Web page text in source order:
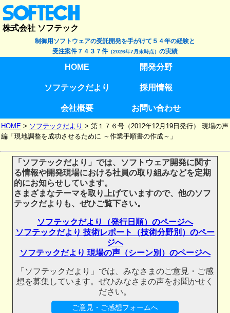
株式会社 ソフテック
制御用ソフトウェアの受託開発を手がけて５４年の経験と
受注案件７４３７件 （2026年7月末時点） の実績
HOME 開発分野
ソフテックだより 採用情報
会社概要 お問い合わせ
HOME > ソフテックだより >第１７６号（2012年12月19日発行） 現場の声
編「現地調整を成功させるために ～作業手順書の作成～」
「ソフテックだより」では、ソフトウェア開発に関す
る情報や開発現場における社員の取り組みなどを定期
的にお知らせしています。
さまざまなテーマを取り上げていますので、他のソフ
テックだよりも、ぜひご覧下さい。
ソフテックだより（発行日順）のページへ
ソフテックだより 技術レポート（技術分野別）のペー
ジへ
ソフテックだより 現場の声（シーン別）のページへ
「ソフテックだより」では、みなさまのご意見・ご感
想を募集しています。ぜひみなさまの声をお聞かせく
ださい。
ご意見・ご感想フォームへ